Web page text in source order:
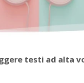
testi ad alta